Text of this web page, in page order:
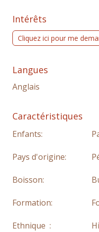
Intérêts
Cliquez ici pour me
Langues
Anglais
Caractéristiques
Enfants:
Pays d'origine:
Boisson:
Formation:
Ethnique :